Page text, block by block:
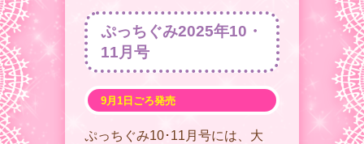
ぷっちぐみ2025年10・
11月号
9月1日ごろ発売
ぷっちぐみ10･11月号には、大